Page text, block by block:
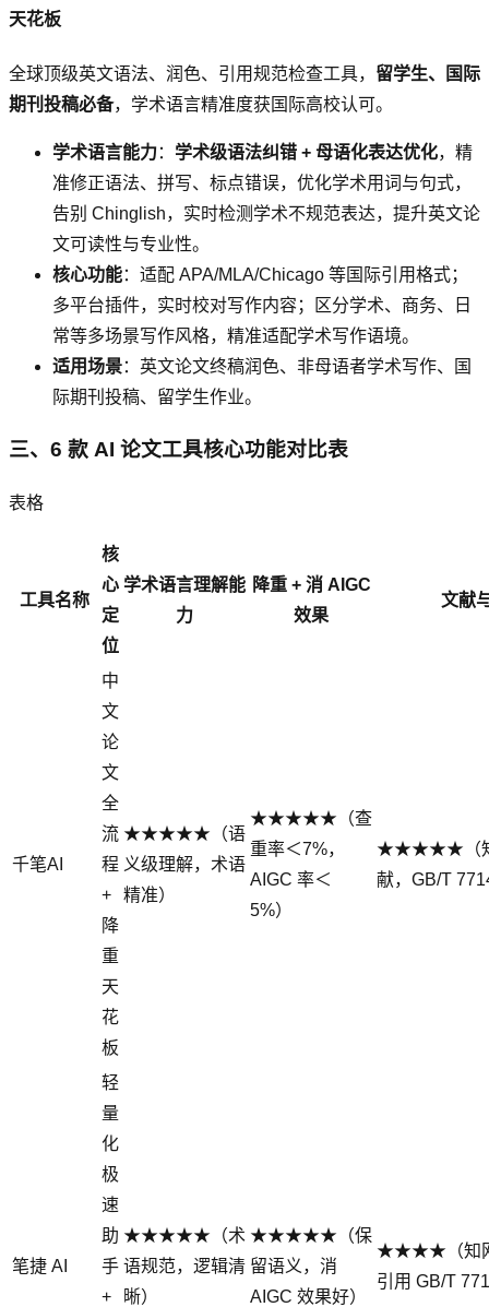
天花板
全球顶级英文语法、润色、引用规范检查工具， 留学生、国际
期刊投稿必备，学术语言精准度获国际高校认可。
学术语言能力： 学术级语法纠错 + 母语化表达优化，精
准修正语法、拼写、标点错误，优化学术用词与句式，
告别 Chinglish，实时检测学术不规范表达，提升英文论
文可读性与专业性。
核心功能：适配 APA/MLA/Chicago 等国际引用格式；
多平台插件，实时校对写作内容；区分学术、商务、日
常等多场景写作风格，精准适配学术写作语境。
适用场景：英文论文终稿润色、非母语者学术写作、国
际期刊投稿、留学生作业。
三、6 款 AI 论文工具核心功能对比表
表格
工具名称
核
心
定
位
学术语言理解能
力
降重 + 消 AIGC
效果
文献
千笔AI
中
文
论
文
全
流
程
+
降
重
天
花
板
★★★★★（语
义级理解，术语
精准）
★★★★★（查
重率＜7%，
AIGC 率＜
5%）
★★★★★（知
献，GB/T
笔捷 AI
轻
量
化
极
速
助
手
+
★★★★★（术
语规范，逻辑清
晰）
★★★★★（保
留语义，消
AIGC 效果好）
★★★★（知网
引用 GB/T